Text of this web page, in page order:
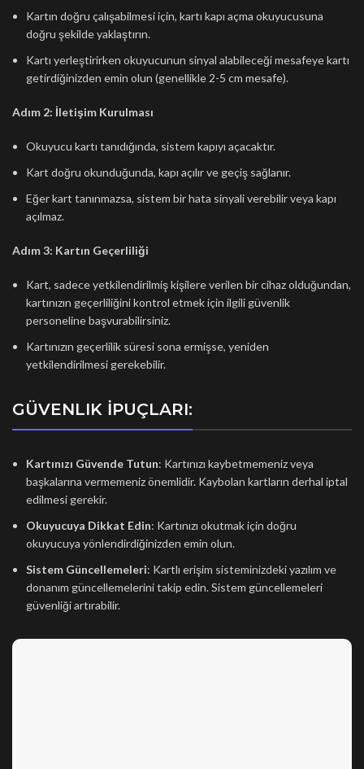
Kartın doğru çalışabilmesi için, kartı kapı açma okuyucusuna
doğru şekilde yaklaştırın.
Kartı yerleştirirken okuyucunun sinyal alabileceği mesafeye kartı
getirdiğinizden emin olun (genellikle 2-5 cm mesafe).
Adım 2: İletişim Kurulması
Okuyucu kartı tanıdığında, sistem kapıyı açacaktır.
Kart doğru okunduğunda, kapı açılır ve geçiş sağlanır.
Eğer kart tanınmazsa, sistem bir hata sinyali verebilir veya kapı
açılmaz.
Adım 3: Kartın Geçerliliği
Kart, sadece yetkilendirilmiş kişilere verilen bir cihaz olduğundan,
kartınızın geçerliliğini kontrol etmek için ilgili güvenlik
personeline başvurabilirsiniz.
Kartınızın geçerlilik süresi sona ermişse, yeniden
yetkilendirilmesi gerekebilir.
GÜVENLIK İPUÇLARI:
Kartınızı Güvende Tutun: Kartınızı kaybetmemeniz veya
başkalarına vermemeniz önemlidir. Kaybolan kartların derhal iptal
edilmesi gerekir.
Okuyucuya Dikkat Edin: Kartınızı okutmak için doğru
okuyucuya yönlendirdiğinizden emin olun.
Sistem Güncellemeleri: Kartlı erişim sisteminizdeki yazılım ve
donanım güncellemelerini takip edin. Sistem güncellemeleri
güvenliği artırabilir.